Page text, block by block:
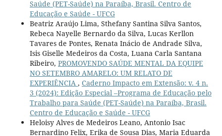
Saúde (PET-Saúde) na Paraíba, Brasil. Centro de
Educação e Saúde - UFCG
Beatriz Araújo Lima, Sthefany Santina Silva Santos,
Rebeca Nayelle Bernardo da Silva, Lucas Kerllon
Tavares de Pontes, Renata Inácio de Andrade Silva,
Isis Giselle Medeiros da Costa, Luana Carla Santana
Ribeiro, PROMOVENDO SAÚDE MENTAL DA EQUIPE
NO SETEMBRO AMARELO: UM RELATO DE
EXPERIÊNCIA , Caderno Impacto em Extensão: v. 4 n.
3 (2024): Edição Especial –Programa de Educação pelo
Trabalho para Saúde (PET-Saúde) na Paraíba, Brasil.
Centro de Educação e Saúde - UFCG
Heloisy Alves de Medeiros Leano, Antonio Isac
Bernardino Felix, Erika de Sousa Dias, Maria Eduarda